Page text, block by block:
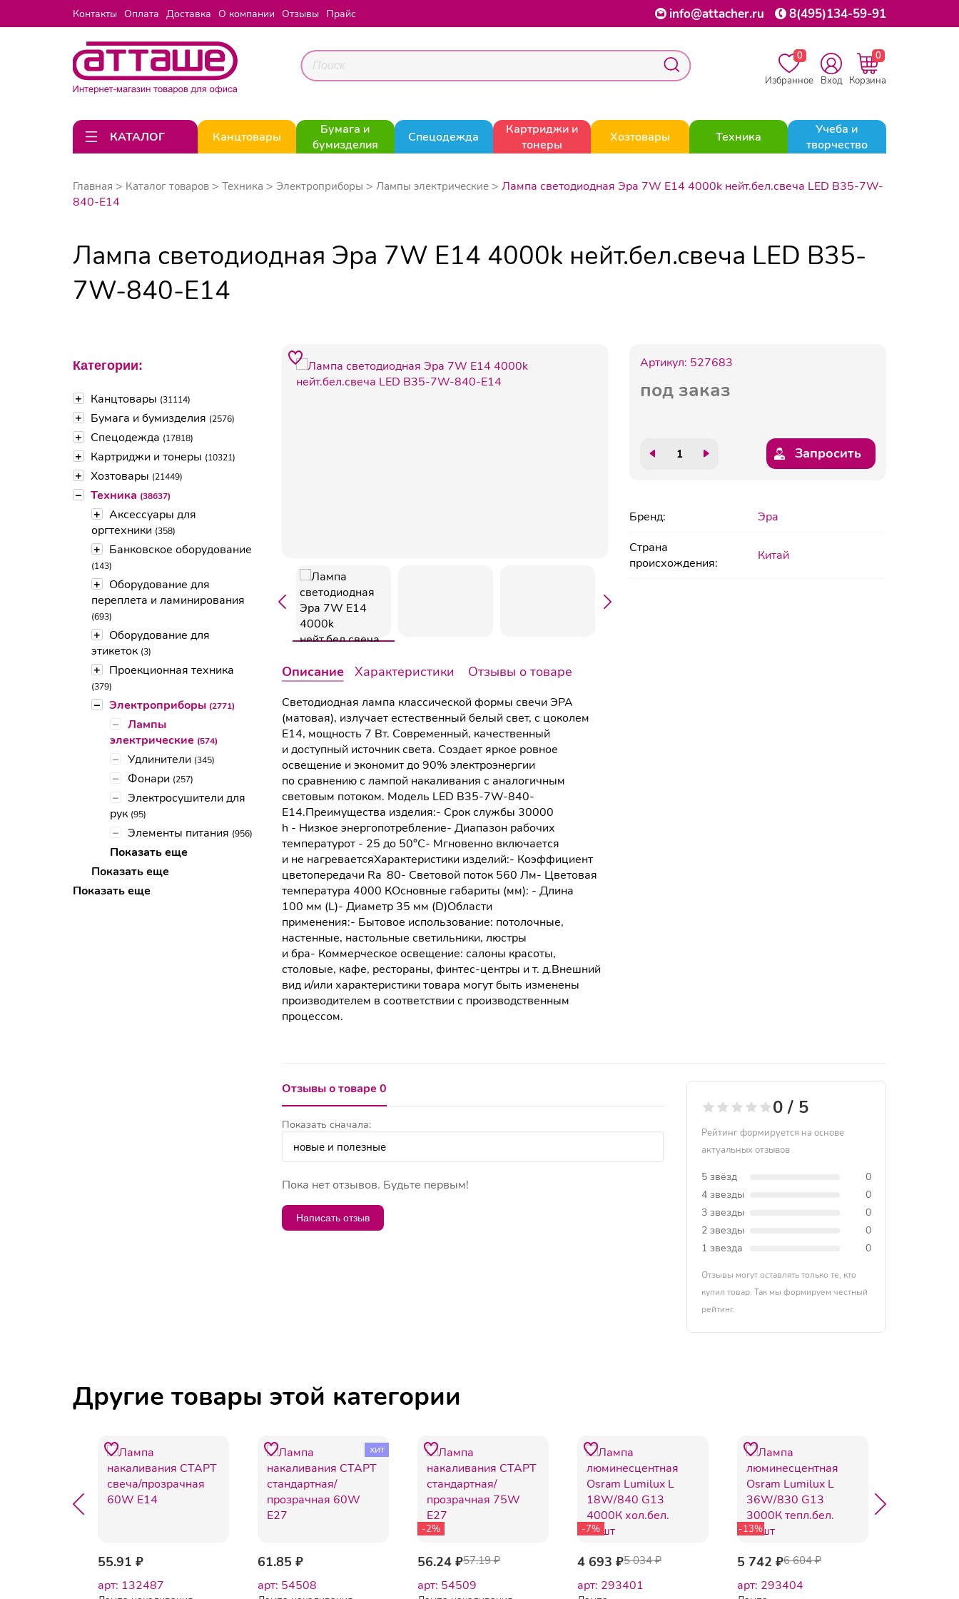
Контакты Оплата Доставка О компании Отзывы Прайс info@attacher.ru 8(495)134-59-91
0
Избранное
Вход
0
Корзина
КАТАЛОГ Канцтовары
Бумага и
бумизделия
Спецодежда
Картриджи и
тонеры
Хозтовары Техника
Учеба и
творчество
Главная Каталог товаров Техника Электроприборы Лампы электрические
Лампа светодиодная Эра 7W E14 4000k нейт.бел.свеча LED B35-7W-
840-E14
Категории:
+ Канцтовары (31114)
+ Бумага и бумизделия (2576)
+ Спецодежда (17818)
+ Картриджи и тонеры (10321)
+ Хозтовары (21449)
– Техника (38637)
+ Аксессуары для
оргтехники (358)
+ Банковское оборудование
(143)
+
Оборудование для
переплета и ламинирования
(693)
+
Оборудование для
этикеток (3)
+ Проекционная техника
(379)
– Электроприборы (2771)
– Лампы
электрические (574)
– Удлинители (345)
– Фонари (257)
– Электросушители для
рук (95)
– Элементы питания (956)
Показать еще
Показать еще
Показать еще
Лампа светодиодная Эра 7W E14 4000k нейт.бел.свеча LED B35-
7W-840-E14
Артикул: 527683
под заказ
Запросить
Бренд:
Эра
Страна
происхождения:
Китай
Описание Характеристики Отзывы о товаре
Светодиодная лампа классической формы свечи ЭРА
(матовая), излучает естественный белый свет, с цоколем
E14, мощность 7 Вт. Современный, качественный
и доступный источник света. Создает яркое ровное
освещение и экономит до 90% электроэнергии
по сравнению с лампой накаливания с аналогичным
световым потоком. Модель LED B35-7W-840-
E14.Преимущества изделия:- Срок службы 30000
h - Низкое энергопотребление- Диапазон рабочих
температурот - 25 до 50°C- Мгновенно включается
и не нагреваетсяХарактеристики изделий:- Коэффициент
цветопередачи Ra 80- Световой поток 560 Лм- Цветовая
температура 4000 КОсновные габариты (мм): - Длина
100 мм (L)- Диаметр 35 мм (D)Области
применения:- Бытовое использование: потолочные,
настенные, настольные светильники, люстры
и бра- Коммерческое освещение: салоны красоты,
столовые, кафе, рестораны, финтес-центры и т. д.Внешний
вид и/или характеристики товара могут быть изменены
производителем в соответствии с производственным
процессом.
Отзывы о товаре 0
Показать сначала:
Пока нет отзывов. Будьте первым!
Написать отзыв
0 / 5
Рейтинг формируется на основе
актуальных отзывов
5 звёзд
0
4 звезды
0
3 звезды
0
2 звезды
0
1 звезда
0
Отзывы могут оставлять только те, кто
купил товар. Так мы формируем честный
рейтинг.
Другие товары этой категории
55.91 ₽
арт: 132487
хит
61.85 ₽
арт: 54508
-2%
56.24 ₽57.19 ₽
арт: 54509
-7%
4 693 ₽5 034 ₽
арт: 293401
-13%
5 742 ₽6 604 ₽
арт: 293404